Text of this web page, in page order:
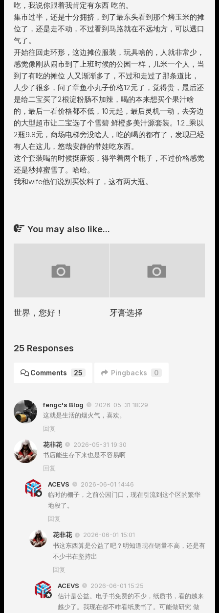
吃，我说你跟着我肯定有东西 吃的。
集市过半，还是十分拥挤，到了最东头看到那个烤玉米的摊
位了，还是走不动，不过看到马路就在不远地方，可以透口
气了。
开始往回走环形，这边摊位服装，玩具啥的，人就非常少，
感觉像刚从闹市到了上班时候的公园一样，几米一个人，当
到了有吃的摊位 人又渐渐多了，不过和走过了那条道比，
人少了很多，问了章鱼小丸子价格12元了，觉得贵，最后还
是给二宝买了2根淀粉肠不加辣，喝的本来想买个果汁啥
的，最后一看价格都不低，10元起，最后灵机一动，去旁边
的大型超市让二宝选了个雪碧 鲜橙多美汁源套装。1.2L乘以
2瓶9.8元，商场电梯旁没啥人，吃的喝的都有了，发现已经
有人在这儿，悠哉安静的带娃吃东西。
这个套装喝的时候挺麻烦，得举着两个瓶子，不过价格感觉
还是秒掉蜜雪了。哈哈。
我和wife他们说别买饮料了，这有两大瓶。
You may also like...
世界，您好！ 牙膏选择
25 Responses
Comments 25 Pingbacks 0
fengc's Blog
2026-05-31 18:29
这就是生活的烟火气，喜欢。
回复
花非花
2026-05-31 19:30
书店能生存下来也是不容易啊
回复
ACEVS
2026-06-01 14:46
临时的棚子，之前公园门口，现在引流到这个区的繁华
地段了。
回复
花非花
2026-06-01 15:01
书这东西算是公益了吧？明知道现在销量不高，还是有
不少书在坚持出
回复
ACEVS
2026-06-01 15:25
估计是公益。电子书免费的不少，纸质书，看的越来
越少了。我现在都不咋看纸质书了。可能做研究 做